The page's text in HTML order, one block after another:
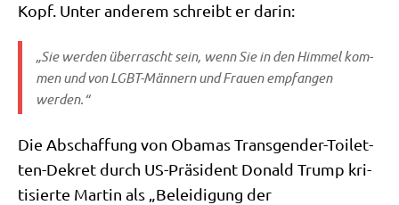
Kopf. Unter ande­rem schreibt er darin:
„Sie wer­den über­rascht sein, wenn Sie in den Him­mel kom­
men und von LGBT-Män­nern und Frau­en emp­fan­gen
werden.“
Die Abschaf­fung von Oba­mas Trans­gen­der-Toi­let­
ten-Dekret durch US-Prä­si­dent Donald Trump kri­
ti­sier­te Mar­tin als „Belei­di­gung der